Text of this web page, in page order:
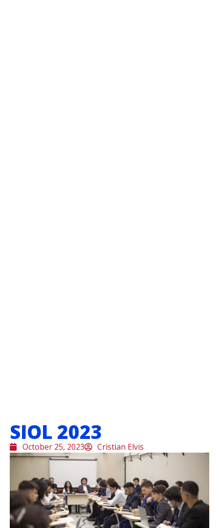
SIOL 2023
October 25, 2023 Cristian Elvis